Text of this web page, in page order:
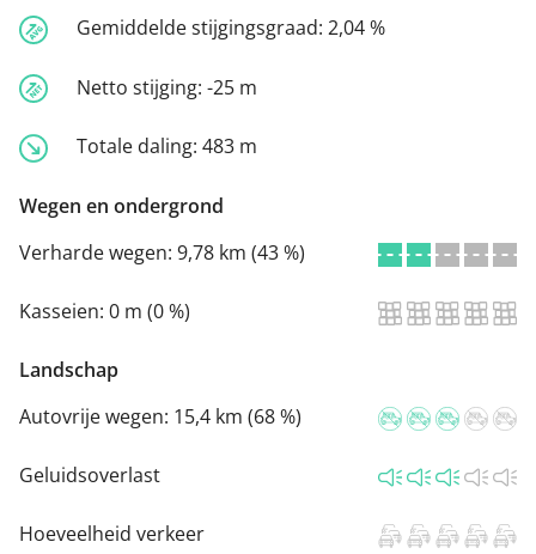
Gemiddelde stijgingsgraad: 2,04 %
Netto stijging: -25 m
Totale daling: 483 m
Wegen en ondergrond
Verharde wegen: 9,78 km (43 %)
Kasseien: 0 m (0 %)
Landschap
Autovrije wegen: 15,4 km (68 %)
Geluidsoverlast
Hoeveelheid verkeer